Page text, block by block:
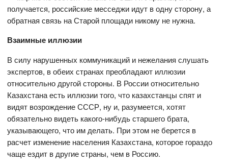
получается, российские месседжи идут в одну сторону, а
обратная связь на Старой площади никому не нужна.
Взаимные иллюзии
В силу нарушенных коммуникаций и нежелания слушать
экспертов, в обеих странах преобладают иллюзии
относительно другой стороны. В России относительно
Казахстана есть иллюзии того, что казахстанцы спят и
видят возрождение СССР, ну и, разумеется, хотят
обязательно видеть какого-нибудь старшего брата,
указывающего, что им делать. При этом не берется в
расчет изменение населения Казахстана, которое гораздо
чаще ездит в другие страны, чем в Россию.